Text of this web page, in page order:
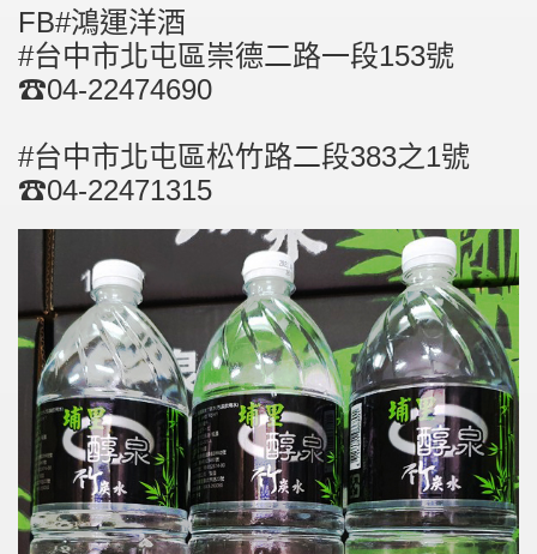
FB#鴻運洋酒
#台中市北屯區崇德二路一段153號
☎04-22474690
#台中市北屯區松竹路二段383之1號
☎04-22471315